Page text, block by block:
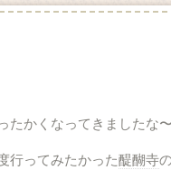
たかくなってきましたな
行ってみたかった醍醐寺